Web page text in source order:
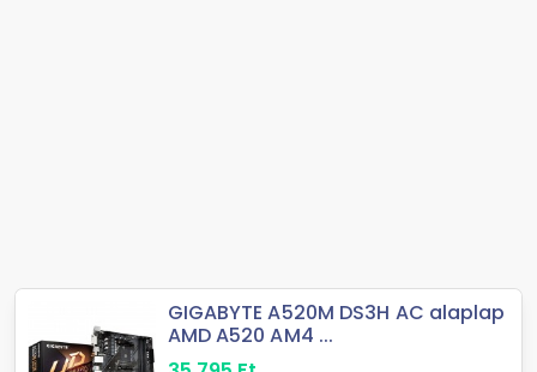
GIGABYTE A520M DS3H AC alaplap
AMD A520 AM4 ...